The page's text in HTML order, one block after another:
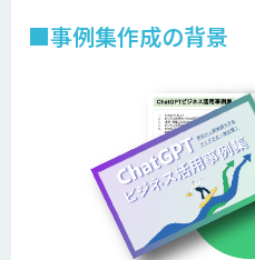
■事例集作成の背景